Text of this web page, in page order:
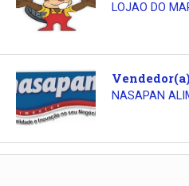
LOJAO DO
NASAPAN